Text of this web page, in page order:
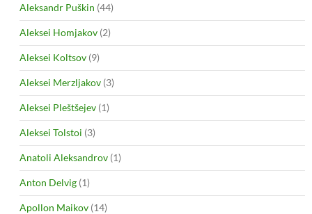
Aleksandr Puškin (44)
Aleksei Homjakov (2)
Aleksei Koltsov (9)
Aleksei Merzljakov (3)
Aleksei Pleštšejev (1)
Aleksei Tolstoi (3)
Anatoli Aleksandrov (1)
Anton Delvig (1)
Apollon Maikov (14)